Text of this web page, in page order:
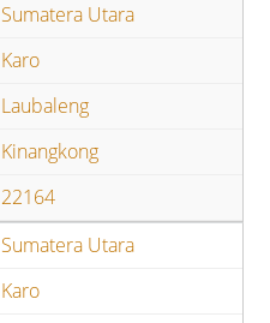
Sumatera Utara
Karo
Laubaleng
Kinangkong
22164
Sumatera Utara
Karo